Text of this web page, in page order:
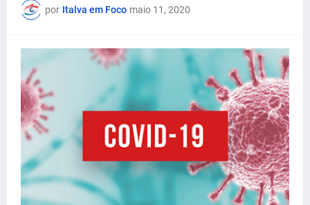
por Italva em Foco maio 11, 2020